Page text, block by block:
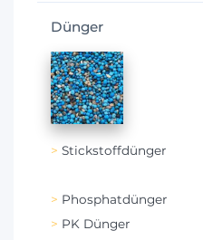
Dünger
Stickstoffdünger
Phosphatdünger
PK Dünger